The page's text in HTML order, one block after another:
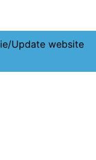
Update website